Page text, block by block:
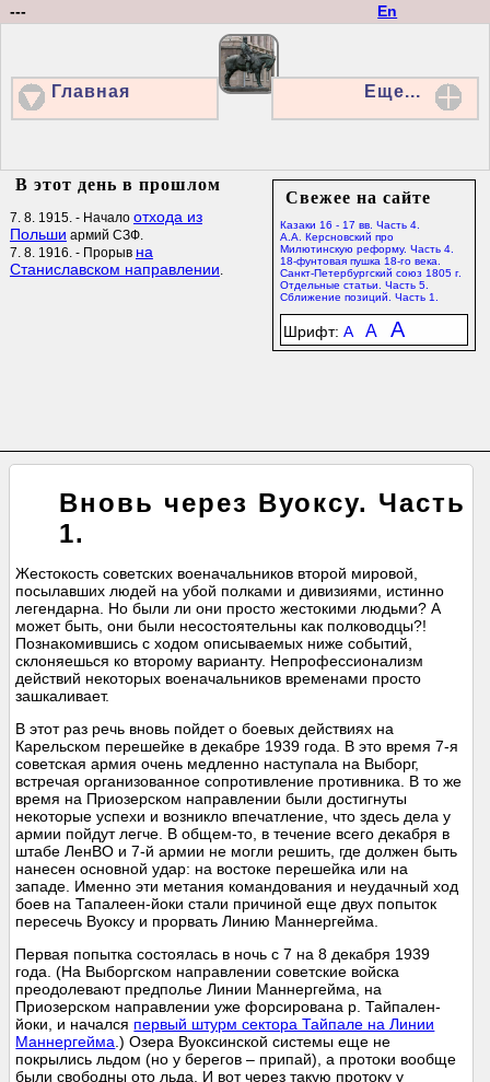
En
---
Главная Еще...
Свежее на сайте
Казаки 16 - 17 вв. Часть 4.
А.А. Керсновский про
Милютинскую реформу. Часть 4.
18-фунтовая пушка 18-го века.
Санкт-Петербургский союз 1805 г.
Отдельные статьи. Часть 5.
Сближение позиций. Часть 1.
Шрифт: A A A
В этот день в прошлом
7. 8. 1915. - Начало отхода из
Польши армий СЗФ.
7. 8. 1916. - Прорыв на
Станиславском направлении.
Вновь через Вуоксу. Часть
1.
Жестокость советских военачальников второй мировой,
посылавших людей на убой полками и дивизиями, истинно
легендарна. Но были ли они просто жестокими людьми? А
может быть, они были несостоятельны как полководцы?!
Познакомившись с ходом описываемых ниже событий,
склоняешься ко второму варианту. Непрофессионализм
действий некоторых военачальников временами просто
зашкаливает.
В этот раз речь вновь пойдет о боевых действиях на
Карельском перешейке в декабре 1939 года. В это время 7-я
советская армия очень медленно наступала на Выборг,
встречая организованное сопротивление противника. В то же
время на Приозерском направлении были достигнуты
некоторые успехи и возникло впечатление, что здесь дела у
армии пойдут легче. В общем-то, в течение всего декабря в
штабе ЛенВО и 7-й армии не могли решить, где должен быть
нанесен основной удар: на востоке перешейка или на
западе. Именно эти метания командования и неудачный ход
боев на Тапалеен-йоки стали причиной еще двух попыток
пересечь Вуоксу и прорвать Линию Маннергейма.
Первая попытка состоялась в ночь с 7 на 8 декабря 1939
года. (На Выборгском направлении советские войска
преодолевают предполье Линии Маннергейма, на
Приозерском направлении уже форсирована р. Тайпален-
йоки, и начался первый штурм сектора Тайпале на Линии
Маннергейма .) Озера Вуоксинской системы еще не
покрылись льдом (но у берегов – припай), а протоки вообще
были свободны ото льда. И вот через такую протоку у